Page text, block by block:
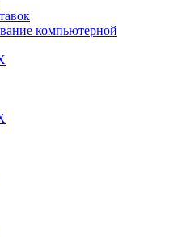
компьютерной